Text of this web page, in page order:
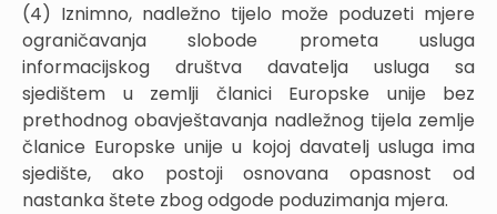
(4) Iznimno, nadležno tijelo može poduzeti mjere
ograničavanja slobode prometa usluga
informacijskog društva davatelja usluga sa
sjedištem u zemlji članici Europske unije bez
prethodnog obavještavanja nadležnog tijela zemlje
članice Europske unije u kojoj davatelj usluga ima
sjedište, ako postoji osnovana opasnost od
nastanka štete zbog odgode poduzimanja mjera.